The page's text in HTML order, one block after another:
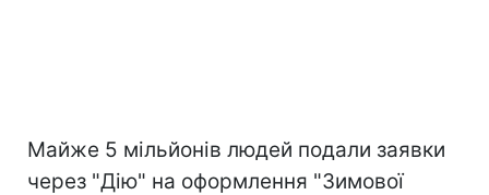
Майже 5 мільйонів людей подали заявки
через "Дію" на оформлення "Зимової